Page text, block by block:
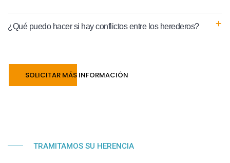
¿Qué puedo hacer si hay conflictos entre los herederos?
SOLICITAR MÁS INFORMACIÓN
TRAMITAMOS SU HERENCIA